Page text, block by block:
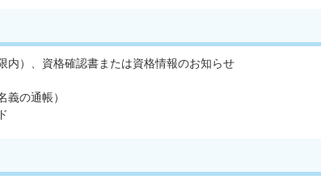
内）、資格確認書または資格情報のお知らせ
の通帳）